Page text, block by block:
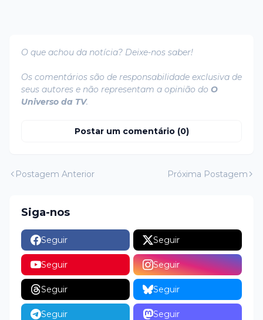
O que achou da notícia? Deixe-nos saber!
Os comentários são de responsabilidade exclusiva de
seus autores e não representam a opinião do O
Universo da TV.
Postar um comentário (0)
Postagem Anterior Próxima Postagem
Siga-nos
Seguir Seguir
Seguir Seguir
Seguir Seguir
Seguir Seguir